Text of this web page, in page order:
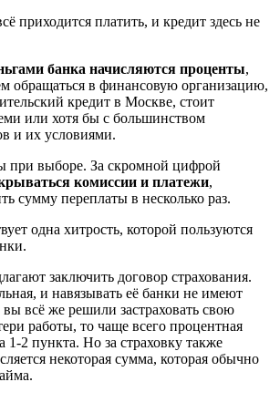
приходится платить, и кредит здесь не
банка начисляются проценты,
обращаться в финансовую организацию,
кредит в Москве, стоит
или хотя бы с большинством
и их условиями.
при выборе. За скромной цифрой
комиссии и платежи,
сумму переплаты в несколько раз.
одна хитрость, которой пользуются
заключить договор страхования.
и навязывать её банки не имеют
всё же решили застраховать свою
работы, то чаще всего процентная
1-2 пункта. Но за страховку также
некоторая сумма, которая обычно